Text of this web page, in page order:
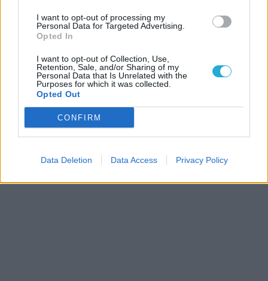
I want to opt-out of processing my
Personal Data for Targeted Advertising.
Opted In
I want to opt-out of Collection, Use,
Retention, Sale, and/or Sharing of my
Personal Data that Is Unrelated with the
Purposes for which it was collected.
Opted Out
CONFIRM
Data Deletion Data Access Privacy Policy